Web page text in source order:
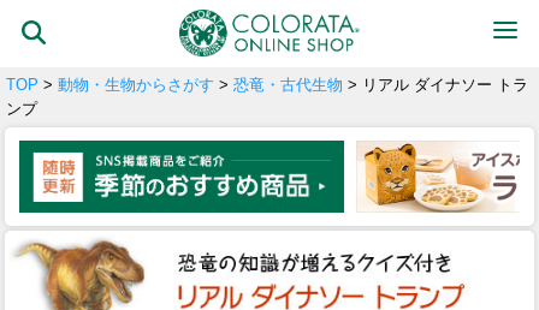
TOP > 動物・生物からさがす > 恐竜・古代生物 > リアル ダイナソー トラ
ンプ